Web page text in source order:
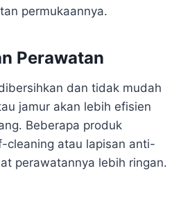
permukaannya.
Perawatan
dan tidak mudah
jamur akan lebih efisien
Beberapa produk
cleaning atau lapisan anti-
perawatannya lebih ringan.